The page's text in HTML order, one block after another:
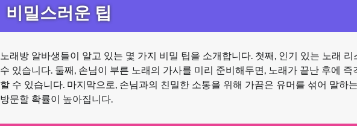
비밀스러운 팁
노래방 알바생들이 알고 있는 몇 가지 비밀 팁을 소개합니다. 첫째, 인기 있는 노래
수 있습니다. 둘째, 손님이 부른 노래의 가사를 미리 준비해두면, 노래가 끝난 후에
할 수 있습니다. 마지막으로, 손님과의 친밀한 소통을 위해 가끔은 유머를 섞어 말하
방문할 확률이 높아집니다.